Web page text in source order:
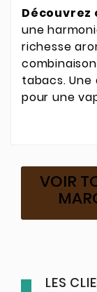
une
richesse
tabacs.
pour une
VOIR
LES